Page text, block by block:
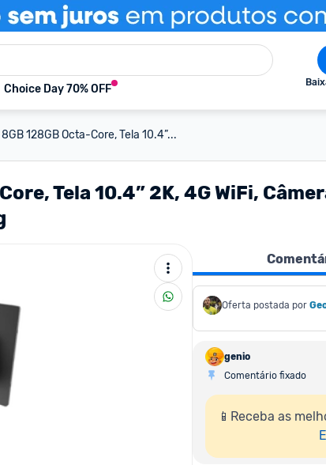
Choice Day 70% OFF
128GB Octa-Core, Tela 10.4”...
Tela 10.4” 2K, 4G WiFi,
Oferta postada por
genio
Comentário fixado
📱Receba as